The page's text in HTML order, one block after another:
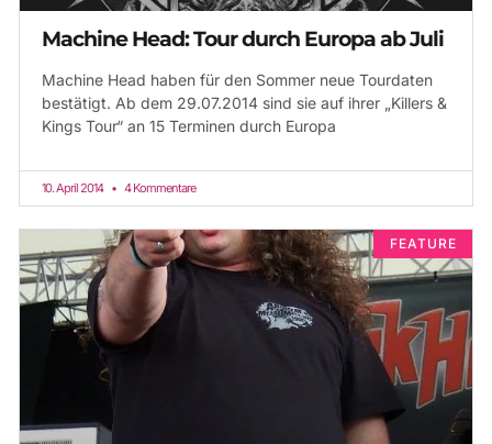
Machine Head: Tour durch Europa ab Juli
Machine Head haben für den Sommer neue Tourdaten
bestätigt. Ab dem 29.07.2014 sind sie auf ihrer „Killers &
Kings Tour“ an 15 Terminen durch Europa
10. April 2014 4 Kommentare
FEATURE